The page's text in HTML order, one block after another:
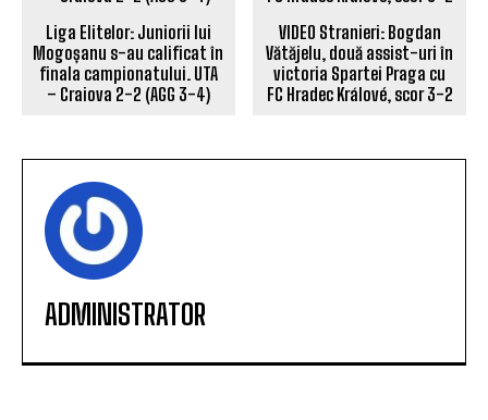
Liga Elitelor: Juniorii lui
Mogoșanu s-au calificat în
finala campionatului. UTA
– Craiova 2-2 (AGG 3-4)
victoria Spartei Praga cu
FC Hradec Králové, scor 3-2
ADMINISTRATOR